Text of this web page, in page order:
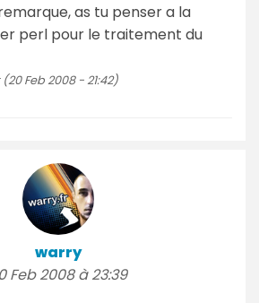
as tu penser a la
perl pour le traitement du
Feb 2008 - 21:42)
warry
Feb 2008 à 23:39